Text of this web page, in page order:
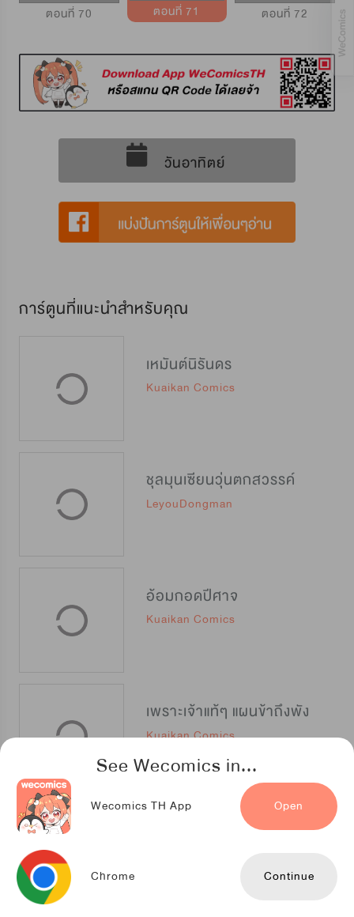
See Wecomics in...
Wecomics TH App Open
Chrome Continue
ตอนที่ 70 ตอนที่ 71 ตอนที่ 72
วันอาทิตย์
การ์ตูนที่แนะนำสำหรับคุณ
เหมันต์นิรันดร
Kuaikan Comics
ชุลมุนเซียนวุ่นตกสวรรค์
LeyouDongman
อ้อมกอดปีศาจ
Kuaikan Comics
เพราะเจ้าแท้ๆ แผนข้าถึงพัง
Kuaikan Comics
เอาตัวรอดจากรัชทายาทคลั่งรัก